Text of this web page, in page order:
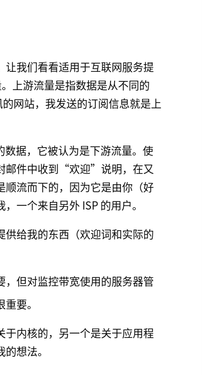
我们看看适用于互联网服务提
上游流量是指数据是从不同的
网站，我发送的订阅信息就是上
数据，它被认为是下游流量。使
邮件中收到“欢迎”说明，在又
流而下的，因为它是由你（好
一个来自另外 ISP 的用户。
给我的东西（欢迎词和实际的
但对监控带宽使用的服务器管
要。
内核的，另一个是关于应用程
想法。